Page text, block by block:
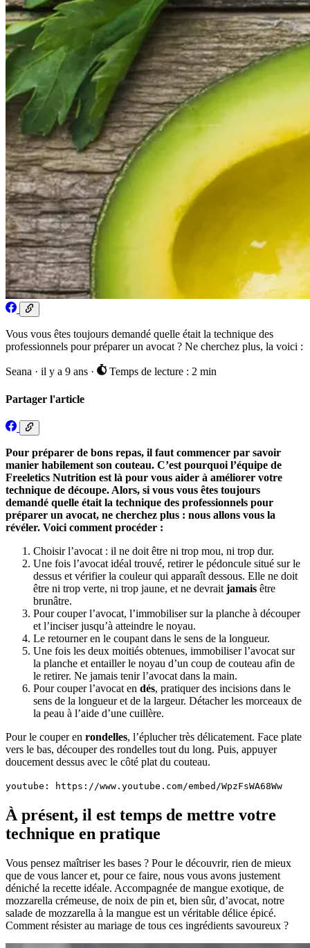
Vous vous êtes toujours demandé quelle était la technique des
professionnels pour préparer un avocat ? Ne cherchez plus, la voici :
Seana · il y a 9 ans · Temps de lecture : 2 min
Partager l'article
Pour préparer de bons repas, il faut commencer par savoir
manier habilement son couteau. C’est pourquoi l’équipe de
Freeletics Nutrition est là pour vous aider à améliorer votre
technique de découpe. Alors, si vous vous êtes toujours
demandé quelle était la technique des professionnels pour
préparer un avocat, ne cherchez plus : nous allons vous la
révéler. Voici comment procéder :
Choisir l’avocat : il ne doit être ni trop mou, ni trop dur.
Une fois l’avocat idéal trouvé, retirer le pédoncule situé sur le
dessus et vérifier la couleur qui apparaît dessous. Elle ne doit
être ni trop verte, ni trop jaune, et ne devrait jamais être
brunâtre.
Pour couper l’avocat, l’immobiliser sur la planche à découper
et l’inciser jusqu’à atteindre le noyau.
Le retourner en le coupant dans le sens de la longueur.
Une fois les deux moitiés obtenues, immobiliser l’avocat sur
la planche et entailler le noyau d’un coup de couteau afin de
le retirer. Ne jamais tenir l’avocat dans la main.
Pour couper l’avocat en dés, pratiquer des incisions dans le
sens de la longueur et de la largeur. Détacher les morceaux de
la peau à l’aide d’une cuillère.
Pour le couper en rondelles, l’éplucher très délicatement. Face plate
vers le bas, découper des rondelles tout du long. Puis, appuyer
doucement dessus avec le côté plat du couteau.
youtube: https://www.youtube.com/embed/WpzFsWA68Ww
À présent, il est temps de mettre votre
technique en pratique
Vous pensez maîtriser les bases ? Pour le découvrir, rien de mieux
que de vous lancer et, pour ce faire, nous vous avons justement
déniché la recette idéale. Accompagnée de mangue exotique, de
mozzarella crémeuse, de noix de pin et, bien sûr, d’avocat, notre
salade de mozzarella à la mangue est un véritable délice épicé.
Comment résister au mariage de tous ces ingrédients savoureux ?